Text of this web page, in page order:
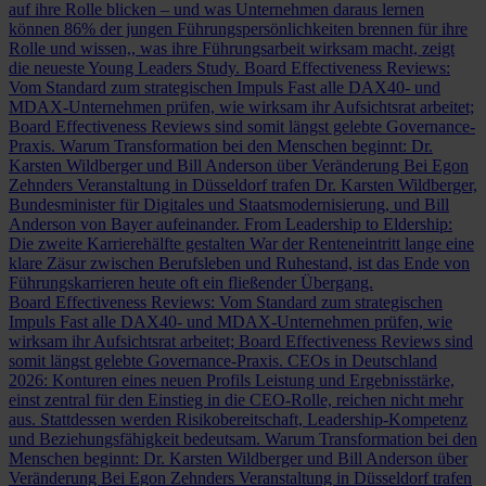
auf ihre Rolle blicken – und was Unternehmen daraus lernen
können 86% der jungen Führungspersönlichkeiten brennen für ihre
Rolle und wissen,, was ihre Führungsarbeit wirksam macht, zeigt
die neueste Young Leaders Study. Board Effectiveness Reviews:
Vom Standard zum strategischen Impuls Fast alle DAX40- und
MDAX-Unternehmen prüfen, wie wirksam ihr Aufsichtsrat arbeitet;
Board Effectiveness Reviews sind somit längst gelebte Governance-
Praxis. Warum Transformation bei den Menschen beginnt: Dr.
Karsten Wildberger und Bill Anderson über Veränderung Bei Egon
Zehnders Veranstaltung in Düsseldorf trafen Dr. Karsten Wildberger,
Bundesminister für Digitales und Staatsmodernisierung, und Bill
Anderson von Bayer aufeinander. From Leadership to Eldership:
Die zweite Karrierehälfte gestalten War der Renteneintritt lange eine
klare Zäsur zwischen Berufsleben und Ruhestand, ist das Ende von
Führungskarrieren heute oft ein fließender Übergang.
Board Effectiveness Reviews: Vom Standard zum strategischen
Impuls Fast alle DAX40- und MDAX-Unternehmen prüfen, wie
wirksam ihr Aufsichtsrat arbeitet; Board Effectiveness Reviews sind
somit längst gelebte Governance-Praxis. CEOs in Deutschland
2026: Konturen eines neuen Profils Leistung und Ergebnisstärke,
einst zentral für den Einstieg in die CEO-Rolle, reichen nicht mehr
aus. Stattdessen werden Risikobereitschaft, Leadership-Kompetenz
und Beziehungsfähigkeit bedeutsam. Warum Transformation bei den
Menschen beginnt: Dr. Karsten Wildberger und Bill Anderson über
Veränderung Bei Egon Zehnders Veranstaltung in Düsseldorf trafen